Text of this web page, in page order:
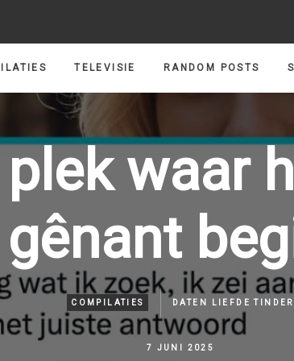
TELEVISIE RANDOM POSTS
waar
gênant
COMPILATIES DATEN LIEFDE TINDER
7 JUNI 2025